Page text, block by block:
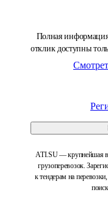
Полная
отклик доступны
ATI.SU — крупнейшая
грузоперевозок.
к тендерам на